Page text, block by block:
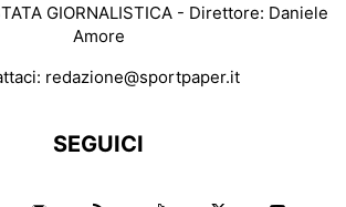
GIORNALISTICA - Direttore: Daniele
Amore
redazione@sportpaper.it
SEGUICI